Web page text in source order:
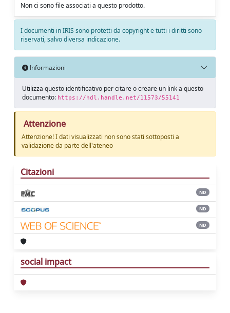
Non ci sono file associati a questo prodotto.
I documenti in IRIS sono protetti da copyright e tutti i diritti sono
riservati, salvo diversa indicazione.
Informazioni
Utilizza questo identificativo per citare o creare un link a questo
documento: https://hdl.handle.net/11573/55141
Attenzione
Attenzione! I dati visualizzati non sono stati sottoposti a
validazione da parte dell'ateneo
Citazioni
ND
ND
ND
social impact